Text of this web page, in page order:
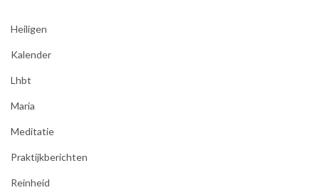
Heiligen
Kalender
Lhbt
Maria
Meditatie
Praktijkberichten
Reinheid